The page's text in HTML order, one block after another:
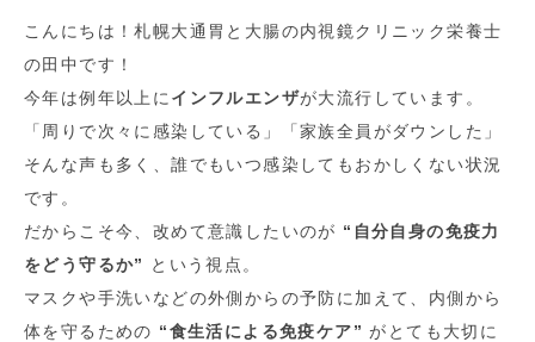
こんにちは！札幌大通胃と大腸の内視鏡クリニック栄養士
の田中です！
今年は例年以上に インフルエンザが大流行しています。
「周りで次々に感染している」「家族全員がダウンした」
そんな声も多く、誰でもいつ感染してもおかしくない状況
です。
だからこそ今、改めて意識したいのが “ 自分自身の免疫力
をどう守るか”
という視点。
マスクや手洗いなどの外側からの予防に加えて、内側から
体を守るための “食生活による免疫ケア” がとても大切に